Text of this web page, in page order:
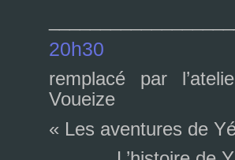
20h30
rem­placé par
Voueize
« Les aven­tu­res de